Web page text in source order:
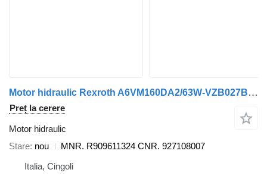
Motor hidraulic Rexroth A6VM160DA2/63W-VZB027B MNR. R909611324 pentru maşina de măturat stradă Aebi Schmidt SPAZZATRICE
Preț la cerere
Motor hidraulic
Stare nou
MNR. R909611324 CNR. 927108007
Italia, Cingoli